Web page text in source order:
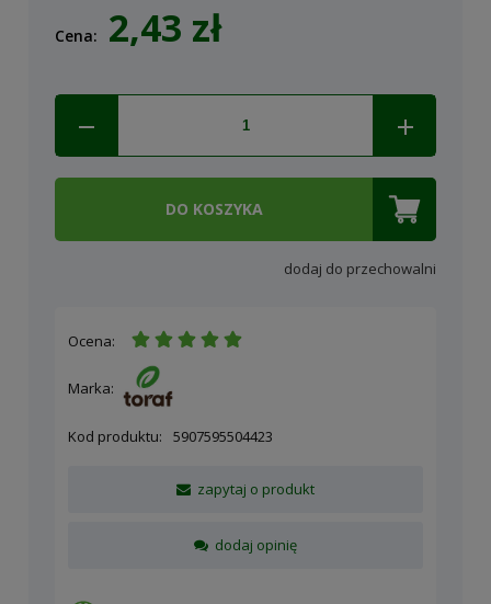
Cena: 2,43 zł
DO KOSZYKA
dodaj do przechowalni
Ocena:
Marka:
Kod produktu: 5907595504423
zapytaj o produkt
dodaj opinię